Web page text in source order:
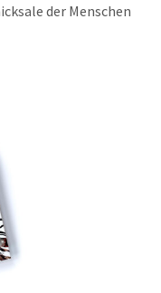
der Menschen